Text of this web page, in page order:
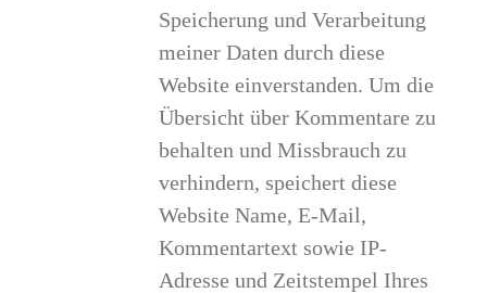
Speicherung und Verarbeitung
meiner Daten durch diese
Website einverstanden. Um die
Übersicht über Kommentare zu
behalten und Missbrauch zu
verhindern, speichert diese
Website Name, E-Mail,
Kommentartext sowie IP-
Adresse und Zeitstempel Ihres